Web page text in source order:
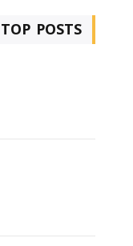
TOP POSTS